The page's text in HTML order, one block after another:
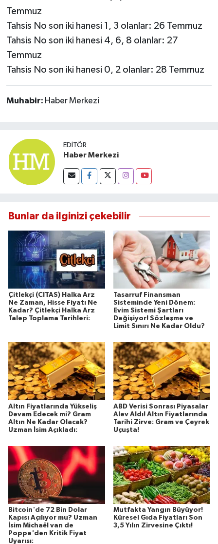
Temmuz
Tahsis No son iki hanesi 1, 3 olanlar: 26 Temmuz
Tahsis No son iki hanesi 4, 6, 8 olanlar: 27
Temmuz
Tahsis No son iki hanesi 0, 2 olanlar: 28 Temmuz
Muhabir: Haber Merkezi
EDITÖR
Haber Merkezi
Bunlar da ilginizi çekebilir
Çitlekçi (CITAS) Halka Arz
Ne Zaman, Hisse Fiyatı Ne
Kadar? Çitlekçi Halka Arz
Talep Toplama Tarihleri:
Tasarruf Finansman
Sisteminde Yeni Dönem:
Evim Sistemi Şartları
Değişiyor! Sözleşme ve
Limit Sınırı Ne Kadar Oldu?
Altın Fiyatlarında Yükseliş
Devam Edecek mi? Gram
Altın Ne Kadar Olacak?
Uzman İsim Açıkladı:
ABD Verisi Sonrası Piyasalar
Alev Aldı! Altın Fiyatlarında
Tarihi Zirve: Gram ve Çeyrek
Uçuşta!
Bitcoin'de 72 Bin Dolar
Kapısı Açılıyor mu? Uzman
İsim Michaël van de
Poppe'den Kritik Fiyat
Uyarısı:
Mutfakta Yangın Büyüyor!
Küresel Gıda Fiyatları Son
3,5 Yılın Zirvesine Çıktı!